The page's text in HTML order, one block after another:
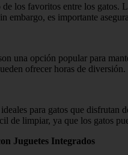
los favoritos entre los gatos.
embargo, es importante
una opción popular para
ofrecer horas de
ideales para gatos que disfrutan
de limpiar, ya que los gatos
Juguetes Integrados